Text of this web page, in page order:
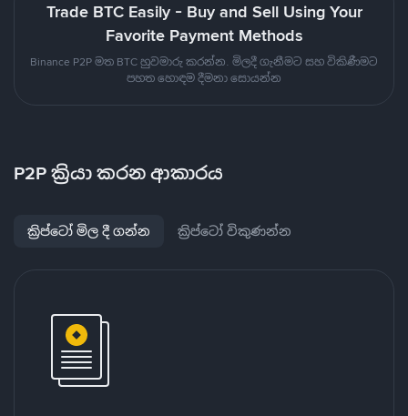
Trade BTC Easily - Buy and Sell Using Your
Favorite Payment Methods
Binance P2P මත BTC හුවමාරු කරන්න. මිලදී ගැනීමට සහ විකිණීමට
පහත හොඳම දීමනා සොයන්න
P2P ක්‍රියා කරන ආකාරය
ක්‍රිප්ටෝ මිල දී ගන්න ක්‍රිප්ටෝ විකුණන්න